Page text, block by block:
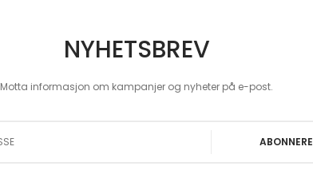
NYHETSBREV
Motta informasjon om kampanjer og nyheter på e-post.
ABONNERE